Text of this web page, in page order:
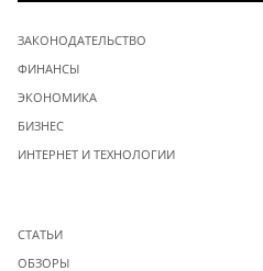
ЗАКОНОДАТЕЛЬСТВО
ФИНАНСЫ
ЭКОНОМИКА
БИЗНЕС
ИНТЕРНЕТ И ТЕХНОЛОГИИ
СТАТЬИ
ОБЗОРЫ